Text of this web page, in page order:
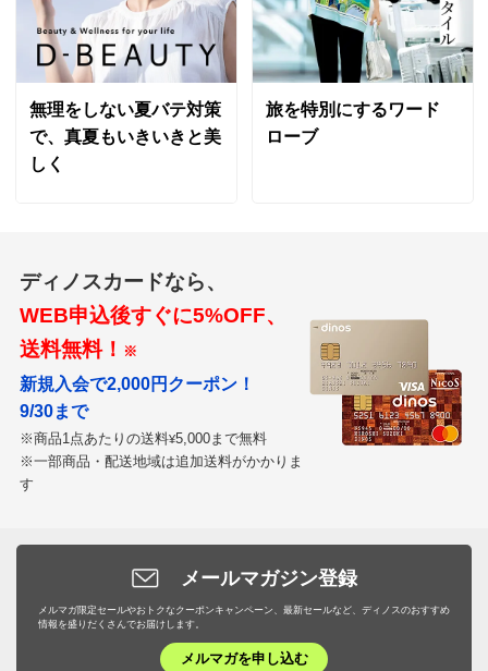
です。
黒はまだ届いていません。
2025/05/20
昨年グレージュを購入して気に入ったので、今回新たに
ブラックを追加購入しました。
グレージュよりもブラックの方がナンバーのキラキラが
生地は一般的なTシャツと比べるとやや厚地ですが、そ
の分耐久性もありそうなので、ナンバービーズが何かの
拍子にポロッと取れないことを祈るばかりです。
2025/05/07
兵庫県 50代 身長 : 159cm
購入したサイズで「ちょうどよかった」
無理をしない夏バテ対策
で、真夏もいきいきと美
しく
旅を特別にするワード
ローブ
ディノスカードなら、
WEB申込後すぐに5%OFF、
送料無料！ ※
新規入会で2,000円クーポン！
9/30まで
※商品1点あたりの送料¥5,000まで無料
※一部商品・配送地域は追加送料がかかりま
す
メールマガジン登録
メルマガ限定セールやおトクなクーポンキャンペーン、最新セールなど、ディノスのおすすめ
情報を盛りだくさんでお届けします。
メルマガを申し込む